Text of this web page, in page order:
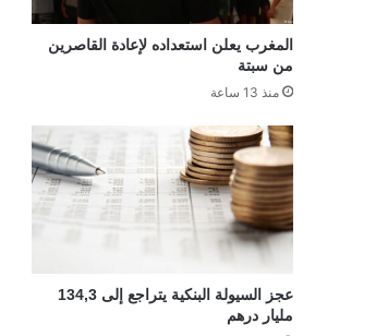
المغرب يعلن استعداده لإعادة القاصرين
من سبتة
منذ 13 ساعة
عجز السيولة البنكية يتراجع إلى 134,3
مليار درهم